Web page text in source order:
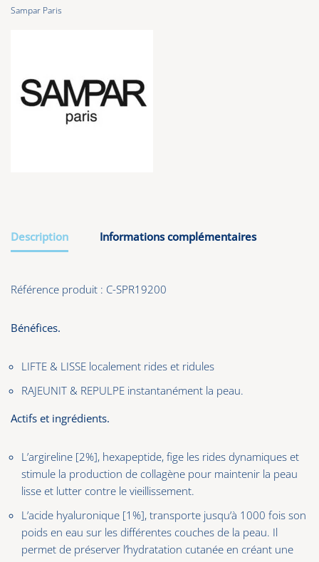
Sampar Paris
Description Informations complémentaires
Référence produit : C-SPR19200
Bénéfices.
LIFTE & LISSE localement rides et ridules
RAJEUNIT & REPULPE instantanément la peau.
Actifs et ingrédients.
L’argireline [2%], hexapeptide, fige les rides dynamiques et
stimule la production de collagène pour maintenir la peau
lisse et lutter contre le vieillissement.
L’acide hyaluronique [1%], transporte jusqu’à 1000 fois son
poids en eau sur les différentes couches de la peau. Il
permet de préserver l’hydratation cutanée en créant une